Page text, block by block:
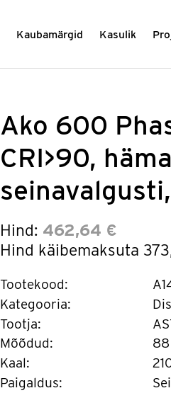
Kaubamärgid Kasulik
Ako 600
CRI>90,
Hind:462,64 €
Hind käibemaksuta
Tootekood:
Kategooria:
Tootja:
Mõõdud:
Kaal:
Paigaldus: